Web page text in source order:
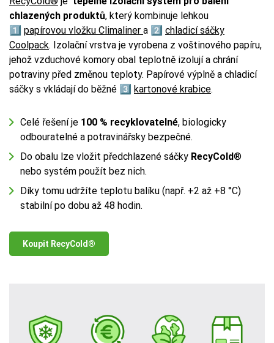
chlazených produktů, který kombinuje lehkou
1️⃣ papírovou vložku Climaliner a 2️⃣ chladicí sáčky
Coolpack. Izolační vrstva je vyrobena z voštinového papíru,
jehož vzduchové komory obal teplotně izolují a chrání
potraviny před změnou teploty. Papírové výplně a chladicí
sáčky s vkládají do běžné 3️⃣ kartonové krabice.
Celé řešení je 100 % recyklovatelné, biologicky
odbouratelné a potravinářsky bezpečné.
Do obalu lze vložit předchlazené sáčky RecyCold®
nebo systém použít bez nich.
Díky tomu udržíte teplotu balíku (např. +2 až +8 °C)
stabilní po dobu až 48 hodin.
Koupit RecyCold®